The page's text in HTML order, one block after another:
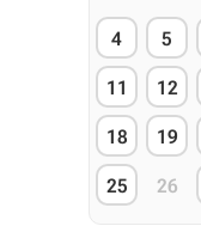
4 5
11 12
18 19
25 26